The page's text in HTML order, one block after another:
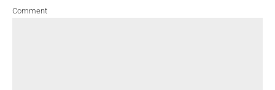
Comment